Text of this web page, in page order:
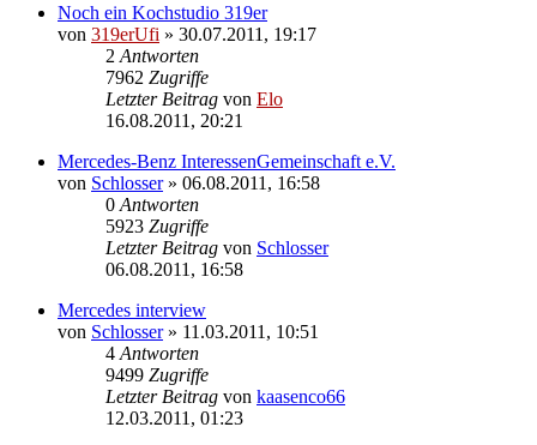
Noch ein Kochstudio 319er
von 319erUfi » 30.07.2011, 19:17
2 Antworten
7962 Zugriffe
Letzter Beitrag von Elo
16.08.2011, 20:21
Mercedes-Benz InteressenGemeinschaft e.V.
von Schlosser» 06.08.2011, 16:58
0 Antworten
5923 Zugriffe
Letzter Beitrag von Schlosser
06.08.2011, 16:58
Mercedes interview
von Schlosser» 11.03.2011, 10:51
4 Antworten
9499 Zugriffe
Letzter Beitrag von kaasenco66
12.03.2011, 01:23